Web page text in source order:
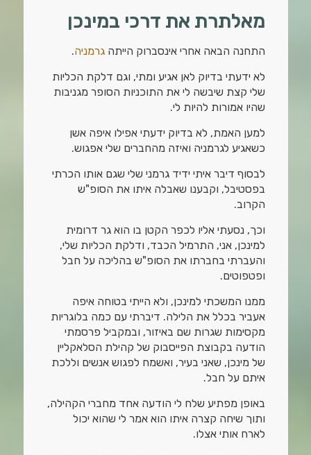
מאלתרת את דרכי במינכן
התחנה הבאה אחרי אינסברוק הייתהגרמניה.
לא ידעתי בדיוק לאן אגיע ומתי, וגם דלקת הכליות
שלי קצת שיבשה לי את התוכניות הסופר מגניבות
שהיו אמורות להיות לי.
למען האמת, לא בדיוק ידעתי אפילו איפה אשן
כשאגיע לגרמניה ואיזה מהחברים שלי אפגוש.
לבסוף דיבר איתי ידיד גרמני שלי שגם אותו הכרתי
בפסטיבל, וקבענו שאבלה איתו את הסופ"ש
הקרוב.
וכך, נסעתי אליו לכפר הקטן בו הוא גר דרומית
למינכן, אני, התרמיל הכבד, ודלקת הכליות שלי,
והעברתי בחברתו את הסופ"ש בהליכה על חבל
ופטפוטים.
ממנו המשכתי למינכן, ולא הייתי בטוחה איפה
אעביר בכלל את הלילה. דיברתי עם כמה בלוגריות
מקסימות שגרות שם באיזור, ובמקביל פרסמתי
הודעה בקבוצת הפייסבוק של קהילת הסלאקליין
של מינכן, שאני בעיר, ואשמח לפגוש אנשים וללכת
איתם על חבל.
באופן מפתיע שלח לי הודעה אחד מחברי הקהילה,
ותוך שיחה קצרה איתו הוא אמר לי שהוא יכול
לארח אותי אצלו.